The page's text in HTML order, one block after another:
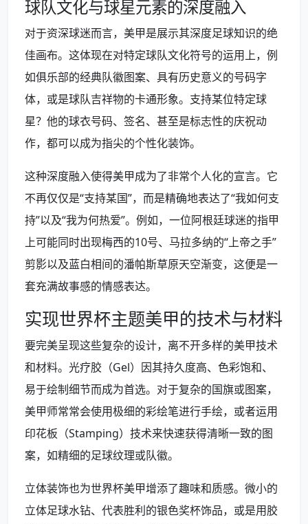
球队文化与球星元素的深度融入
对于资深球迷而言，美甲是展示其深度足球知识的绝
佳画布。这体现在对特定球队文化符号的运用上，例
如俱乐部的经典队徽图案、具有历史意义的号码字
体，或是球队吉祥物的卡通形象。支持某位特定球
星？他的球衣号码、签名、甚至是标志性的庆祝动
作，都可以成为指尖的个性化装饰。
这种深度融入使得美甲成为了非常个人化的宣言。它
不再仅仅是“支持某国”，而是精确地表达了“我如何支
持”以及“我为何热爱”。例如，一位阿根廷球迷的指甲
上可能同时出现梅西的10号、马拉多纳的“上帝之手”
剪影以及蓝白相间的潘帕斯草原天空渐变，这便是一
套充满故事感的情感表达。
实现世界杯主题美甲的技术与材料
要完美呈现这些复杂的设计，离不开多样的美甲技术
和材料。光疗胶（Gel）因其持久度高、色彩饱和、
易于绘制细节而成为首选。对于复杂的国旗或图案，
美甲师常常会使用极细的彩绘笔进行手绘，或者运用
印花板（Stamping）技术来快速获得清晰一致的图
案，如精细的足球纹理或队徽。
立体装饰也为世界杯美甲增添了趣味和质感。微小的
立体足球水钻、代表胜利的银色奖杯饰品，或是用胶